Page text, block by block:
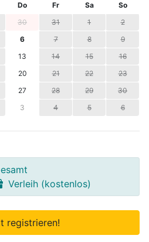
Do Fr Sa
So
30 31 1
2
6 7 8
9
13 14 15
16
20 21 22
23
27 28 29
30
3 4 5 6
Verleih (kostenlos)
registrieren!